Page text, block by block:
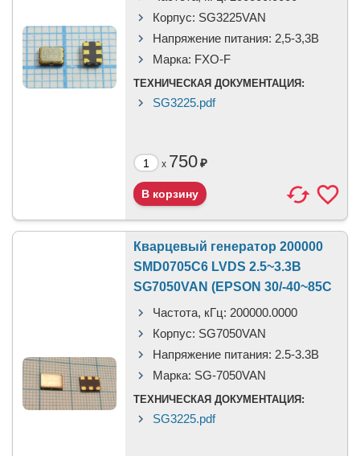
Корпус: SG3225VAN
Напряжение питания: 2,5-3,3В
Марка: FXO-F
ТЕХНИЧЕСКАЯ ДОКУМЕНТАЦИЯ:
SG3225.pdf
x 750₽
Кварцевый генератор 200000
SMD0705C6 LVDS 2.5~3.3В
SG7050VAN (EPSON 30/-40~85С
Частота, кГц: 200000.0000
Корпус: SG7050VAN
Напряжение питания: 2.5-3.3В
Марка: SG-7050VAN
ТЕХНИЧЕСКАЯ ДОКУМЕНТАЦИЯ:
SG3225.pdf